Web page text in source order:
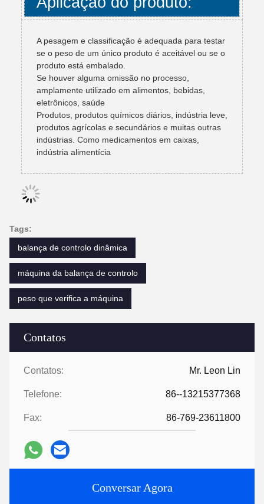
Contatos
Contatos: Mr. Leon Lin
Telefone: 86--13215377368
Fax: 86-769-23611800
Conversar Agora
A pesagem e classificação é adequada para testar
se o peso de um único produto é aceitável ou se o
produto está embalado.
Se houver alguma omissão no processo,
amplamente utilizado em alimentos, bebidas,
eletrônicos, saúde
Produtos, produtos químicos diários, indústria leve,
produtos agrícolas e secundários e muitas outras
indústrias. Como medicamentos em caixas,
indústria alimentícia
Tags:
balança de controlo dinâmica
máquina da balança de controlo
peso que verifica a máquina